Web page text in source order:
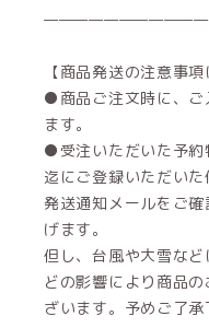
【商品発送の注意事項
●商品ご注文時に、ご
ます。
●受注いただいた予約
迄にご登録いただいた
発送通知メールをご
げます。
但し、台風や大雪な
どの影響により商品
ざいます。予めご了承